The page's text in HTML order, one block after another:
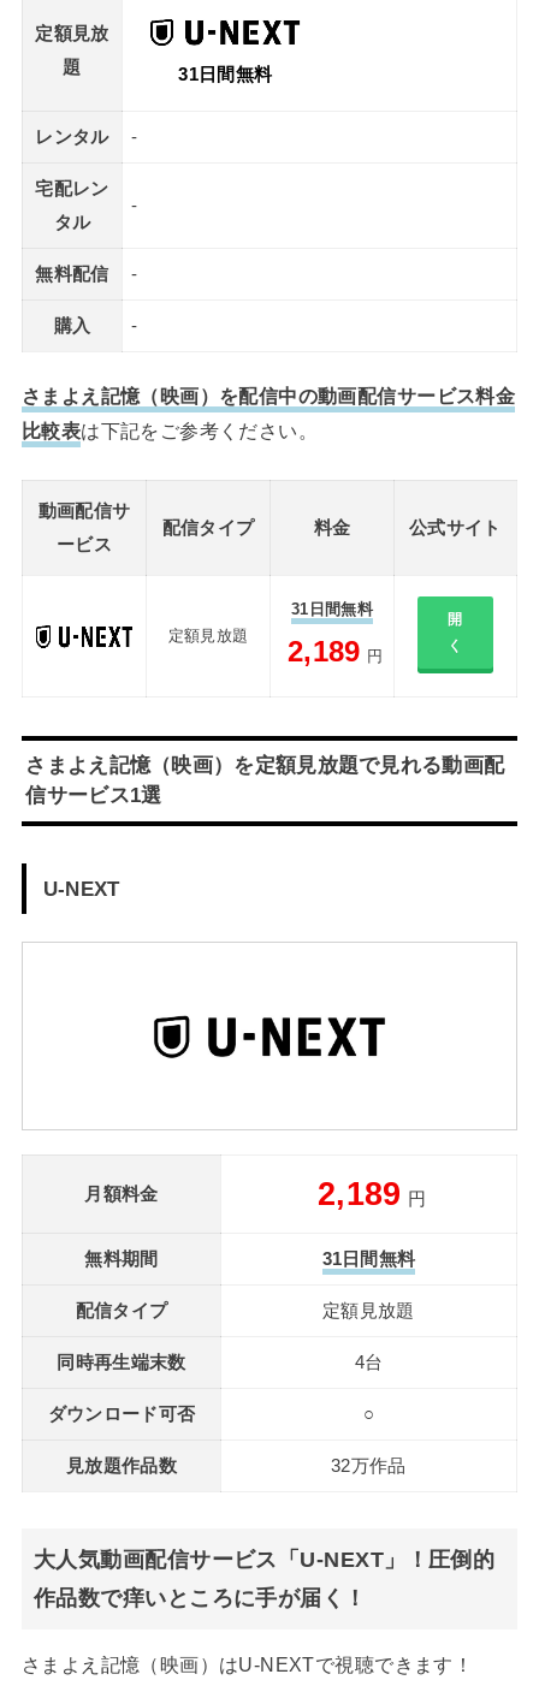
定額見放
題
31日間無料
レンタル -
宅配レン
タル
-
無料配信 -
購入 -
さまよえ記憶（映画）を配信中の動画配信サービス料金
比較表は下記をご参考ください。
動画配信サ
ービス
配信タイプ 料金 公式サイト
定額見放題
31日間無料
2,189 円
開
く
さまよえ記憶（映画）を定額見放題で見れる動画配
信サービス1選
U-NEXT
月額料金 2,189 円
無料期間 31日間無料
配信タイプ 定額見放題
同時再生端末数 4台
ダウンロード可否 ○
見放題作品数 32万作品
大人気動画配信サービス「U-NEXT」！圧倒的
作品数で痒いところに手が届く！
さまよえ記憶（映画）はU-NEXTで視聴できます！